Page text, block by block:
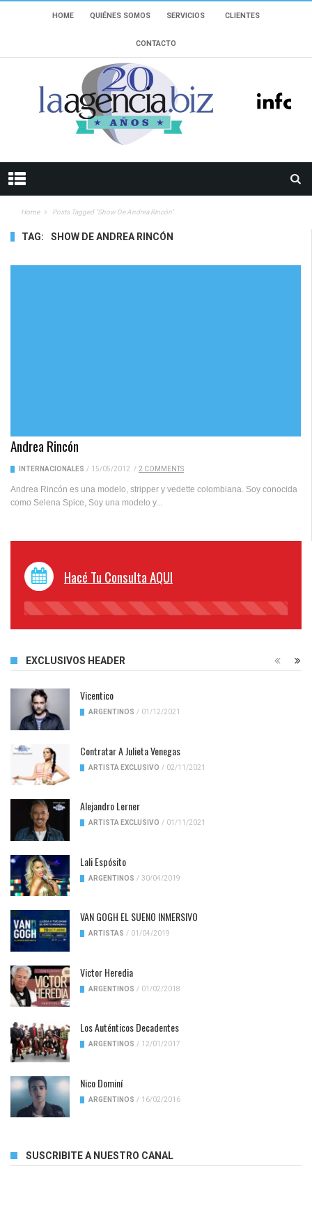
HOME QUIÉNES SOMOS SERVICIOS CLIENTES
CONTACTO
Home Posts Tagged "show De Andrea Rincón"
TAG: SHOW DE ANDREA RINCÓN
Andrea Rincón
INTERNACIONALES / 15/05/2012 / 2 COMMENTS
Andrea Rincón es una modelo, stripper y vedette colombiana. Soy conocida
como Selena Spice, Soy una modelo y...
Hacé Tu Consulta AQUI
45%
EXCLUSIVOS HEADER
Vicentico
ARGENTINOS / 01/12/2021
Contratar A Julieta Venegas
ARTISTA EXCLUSIVO / 02/11/2021
Alejandro Lerner
ARTISTA EXCLUSIVO / 01/11/2021
Lali Espósito
ARGENTINOS / 30/04/2019
VAN GOGH EL SUENO INMERSIVO
ARTISTAS / 01/04/2019
Victor Heredia
ARGENTINOS / 01/02/2018
Los Auténticos Decadentes
ARGENTINOS / 12/01/2017
Nico Dominí
ARGENTINOS / 16/02/2016
SUSCRIBITE A NUESTRO CANAL